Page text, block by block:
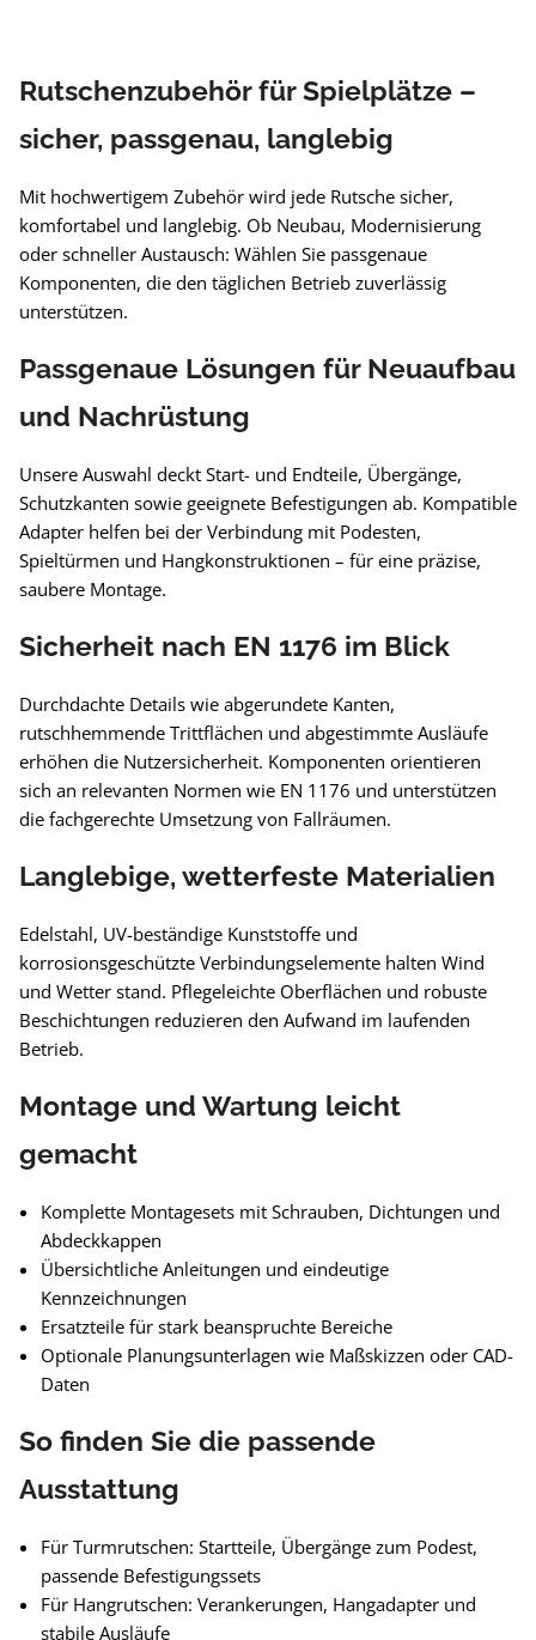
Rutschenzubehör für Spielplätze –
sicher, passgenau, langlebig
Mit hochwertigem Zubehör wird jede Rutsche sicher,
komfortabel und langlebig. Ob Neubau, Modernisierung
oder schneller Austausch: Wählen Sie passgenaue
Komponenten, die den täglichen Betrieb zuverlässig
unterstützen.
Passgenaue Lösungen für Neuaufbau
und Nachrüstung
Unsere Auswahl deckt Start- und Endteile, Übergänge,
Schutzkanten sowie geeignete Befestigungen ab. Kompatible
Adapter helfen bei der Verbindung mit Podesten,
Spieltürmen und Hangkonstruktionen – für eine präzise,
saubere Montage.
Sicherheit nach EN 1176 im Blick
Durchdachte Details wie abgerundete Kanten,
rutschhemmende Trittflächen und abgestimmte Ausläufe
erhöhen die Nutzersicherheit. Komponenten orientieren
sich an relevanten Normen wie EN 1176 und unterstützen
die fachgerechte Umsetzung von Fallräumen.
Langlebige, wetterfeste Materialien
Edelstahl, UV-beständige Kunststoffe und
korrosionsgeschützte Verbindungselemente halten Wind
und Wetter stand. Pflegeleichte Oberflächen und robuste
Beschichtungen reduzieren den Aufwand im laufenden
Betrieb.
Montage und Wartung leicht
gemacht
Komplette Montagesets mit Schrauben, Dichtungen und
Abdeckkappen
Übersichtliche Anleitungen und eindeutige
Kennzeichnungen
Ersatzteile für stark beanspruchte Bereiche
Optionale Planungsunterlagen wie Maßskizzen oder CAD-
Daten
So finden Sie die passende
Ausstattung
Für Turmrutschen: Startteile, Übergänge zum Podest,
passende Befestigungssets
Für Hangrutschen: Verankerungen, Hangadapter und
stabile Ausläufe